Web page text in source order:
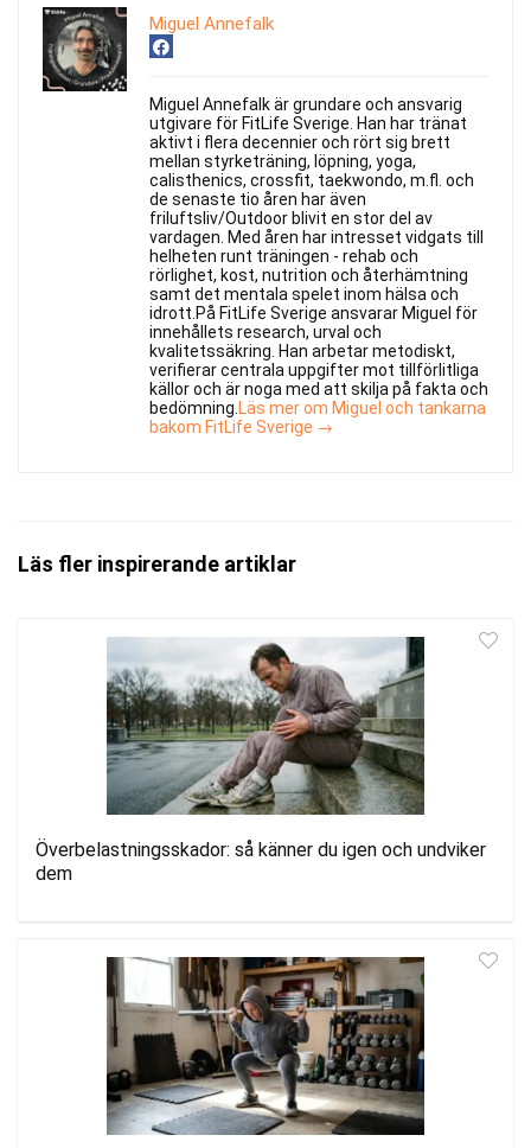
Miguel Annefalk
Miguel Annefalk är grundare och ansvarig
utgivare för FitLife Sverige. Han har tränat
aktivt i flera decennier och rört sig brett
mellan styrketräning, löpning, yoga,
calisthenics, crossfit, taekwondo, m.fl. och
de senaste tio åren har även
friluftsliv/Outdoor blivit en stor del av
vardagen. Med åren har intresset vidgats till
helheten runt träningen - rehab och
rörlighet, kost, nutrition och återhämtning
samt det mentala spelet inom hälsa och
idrott.På FitLife Sverige ansvarar Miguel för
innehållets research, urval och
kvalitetssäkring. Han arbetar metodiskt,
verifierar centrala uppgifter mot tillförlitliga
källor och är noga med att skilja på fakta och
bedömning. Läs mer om Miguel och tankarna
bakom FitLife Sverige →
Läs fler inspirerande artiklar
Överbelastningsskador: så känner du igen och undviker
dem